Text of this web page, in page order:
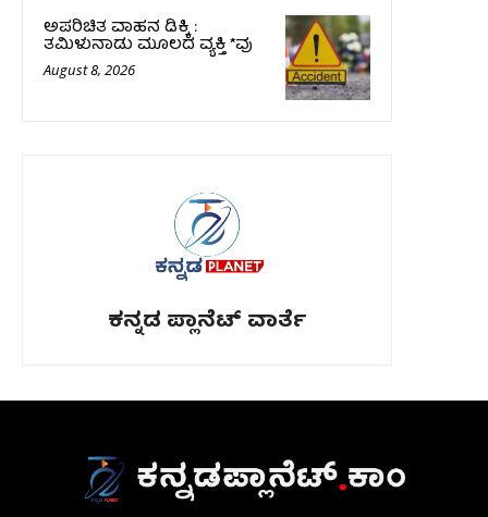
ಅಪರಿಚಿತ ವಾಹನ ಡಿಕ್ಕಿ :
ತಮಿಳುನಾಡು ಮೂಲದ ವ್ಯಕ್ತಿ *ವು
August 8, 2026
ಕನ್ನಡ ಪ್ಲಾನೆಟ್ ವಾರ್ತೆ